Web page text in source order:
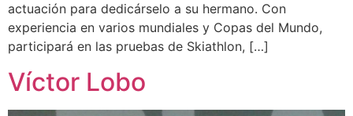
actuación para dedicárselo a su hermano. Con
experiencia en varios mundiales y Copas del Mundo,
participará en las pruebas de Skiathlon, […]
Víctor Lobo